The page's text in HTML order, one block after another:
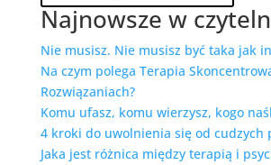
Najnowsze w
Nie musisz. Nie musisz być taka jak
Na czym polega Terapia
Rozwiązaniach?
Komu ufasz, komu wierzysz, kogo
4 kroki do uwolnienia się od cudzych
Jaka jest różnica między terapią i